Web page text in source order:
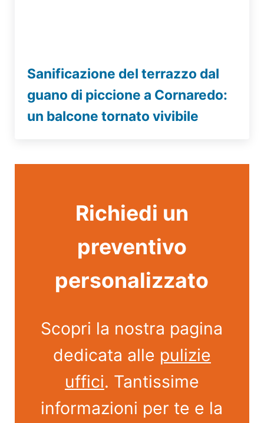
Sanificazione del terrazzo dal
guano di piccione a Cornaredo:
un balcone tornato vivibile
Richiedi un
preventivo
personalizzato
Scopri la nostra pagina
dedicata alle pulizie
uffici. Tantissime
informazioni per te e la